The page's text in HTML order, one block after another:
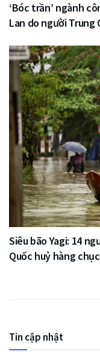
‘Bóc trần’ ngành
Lan do người Trung
Siêu bão Yagi: 14
Quốc huỷ hàng
Tin cập nhật